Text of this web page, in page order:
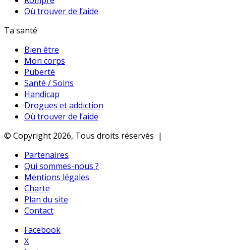
Où trouver de l’aide
Ta santé
Bien être
Mon corps
Puberté
Santé / Soins
Handicap
Drogues et addiction
Où trouver de l’aide
© Copyright 2026, Tous droits réservés |
Partenaires
Qui sommes-nous ?
Mentions légales
Charte
Plan du site
Contact
Facebook
X